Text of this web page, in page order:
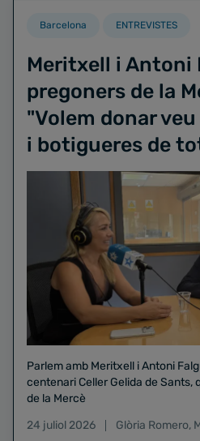
Barcelona ENTREVISTES
Meritxell i Antoni
pregoners de la
"Volem donar
i botigueres de
Parlem amb Meritxell i Antoni
centenari Celler Gelida de Sants, que enguany faran el pregó
de la Mercè
24 juliol 2026
Glòria Romero,